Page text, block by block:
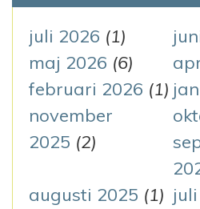
t
e
r
:
juli 2026 (1)
maj 2026 (6)
februari 2026 (1)
november
2025 (2)
augusti 2025 (1)